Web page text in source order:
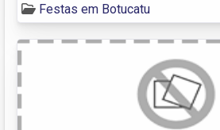
Festas em Botucatu